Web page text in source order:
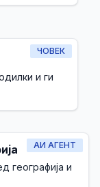
ЧОВЕК
и ги
АИ АГЕНТ
географија и